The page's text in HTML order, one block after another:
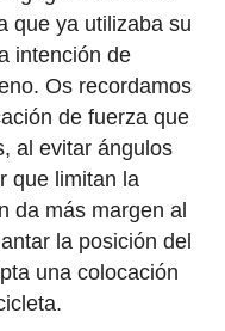
que ya utilizaba su
intención de
Os recordamos
de fuerza que
al evitar ángulos
que limitan la
da más margen al
la posición del
una colocación